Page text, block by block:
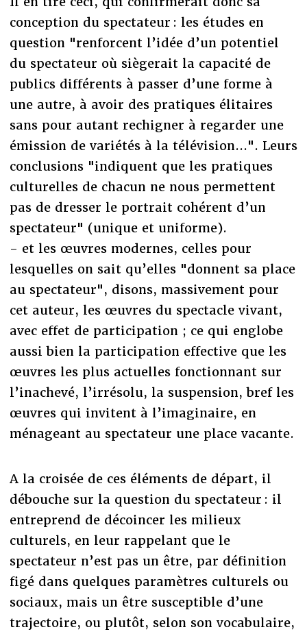
conception du spectateur : les études en
question "renforcent l’idée d’un potentiel
du spectateur où siègerait la capacité de
publics différents à passer d’une forme à
une autre, à avoir des pratiques élitaires
sans pour autant rechigner à regarder une
émission de variétés à la télévision...". Leurs
conclusions "indiquent que les pratiques
culturelles de chacun ne nous permettent
pas de dresser le portrait cohérent d’un
spectateur" (unique et uniforme).
- et les œuvres modernes, celles pour
lesquelles on sait qu’elles "donnent sa place
au spectateur", disons, massivement pour
cet auteur, les œuvres du spectacle vivant,
avec effet de participation ; ce qui englobe
aussi bien la participation effective que les
œuvres les plus actuelles fonctionnant sur
l’inachevé, l’irrésolu, la suspension, bref les
œuvres qui invitent à l’imaginaire, en
ménageant au spectateur une place vacante.
A la croisée de ces éléments de départ, il
débouche sur la question du spectateur : il
entreprend de décoincer les milieux
culturels, en leur rappelant que le
spectateur n’est pas un être, par définition
figé dans quelques paramètres culturels ou
sociaux, mais un être susceptible d’une
trajectoire, ou plutôt, selon son vocabulaire,